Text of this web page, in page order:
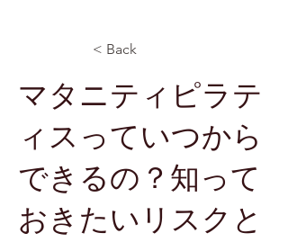
< Back
マタニティピラテ
ィスっていつから
できるの？知って
おきたいリスクと